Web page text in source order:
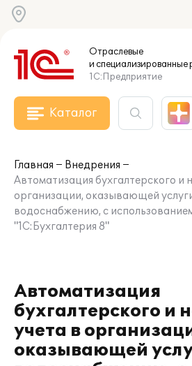
Отраслевые
и специализированные
1С:Предприятие
Каталог
Главная
Внедрения
Автоматизация бухгалтерского и
организации, оказывающей
водоснабжению, с
"1С:Бухгалтерия 8"
Автоматизация
бухгалтерского и
учета в
оказывающей